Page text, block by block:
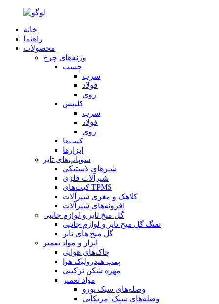
خانه
راهنما
محصولات
وزنه‌های چرخ
چسب
سرب
فولاد
روی
کلیپس
سرب
فولاد
روی
کیت‌ها
ابزارها
سوپاپ‌های تایر
شیرهای لاستیکی
شیرآلات فلزی
کیت‌های TPMS
کلاهک و مغزی شیرآلات
افزونه‌های شیرآلات
گل میخ تایر و لوازم جانبی
تفنگ گل میخ تایر و لوازم جانبی
گل میخ های تایر
ابزار و مواد تعمیر
چاک‌های هوایی
پمپ هیدرولیک هوا
مهره شکن ترکیبی
مواد تعمیر
وصله‌های سبک یورو
وصله‌های سبک آمریکایی